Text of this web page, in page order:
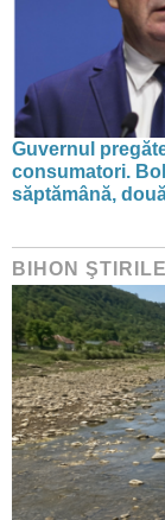
Guvernul
consumatori.
săptămână,
BIHON